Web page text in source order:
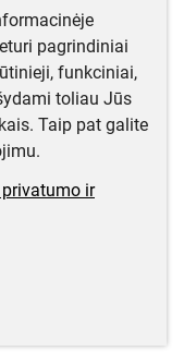
pagrindiniai
funkciniai,
toliau Jūs
Taip pat galite
ir